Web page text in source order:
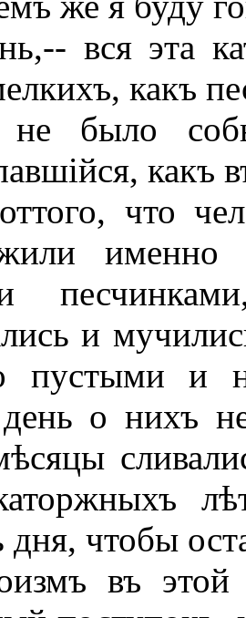
вся эта
какъ
не было
какъ
что
именно
и
пустыми и
о нихъ
дня, чтобы
въ этой